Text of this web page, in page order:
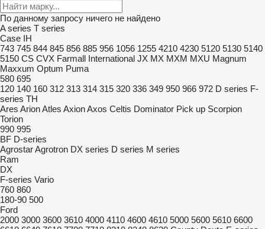
По данному запросу ничего не найдено
A series T series
Case IH
743 745 844 845 856 885 956 1056 1255 4210 4230 5120 5130 5140
5150 CS CVX Farmall International JX MX MXM MXU Magnum
Maxxum Optum Puma
580 695
120 140 160 312 313 314 315 320 336 349 950 966 972 D series F-
series TH
Ares ArionAtles AxionAxos Celtis Dominator Pick up Scorpion
Torion
990 995
BF D-series
AgrostarAgrotron DX series D series M series
Ram
DX
F-series Vario
760 860
180-90 500
Ford
2000 3000 3600 3610 4000 4110 4600 4610 5000 5600 5610 6600